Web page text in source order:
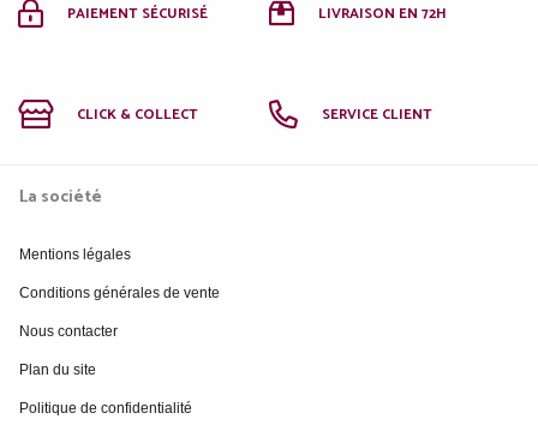
PAIEMENT SÉCURISÉ LIVRAISON EN 72H
CLICK & COLLECT SERVICE CLIENT
La société
Mentions légales
Conditions générales de vente
Nous contacter
Plan du site
Politique de confidentialité